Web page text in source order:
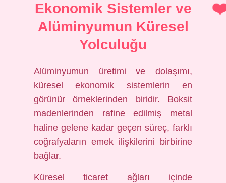
Ekonomik Sistemler ve
Alüminyumun Küresel
Yolculuğu
Alüminyumun üretimi ve dolaşımı,
küresel ekonomik sistemlerin en
görünür örneklerinden biridir. Boksit
madenlerinden rafine edilmiş metal
haline gelene kadar geçen süreç, farklı
coğrafyaların emek ilişkilerini birbirine
bağlar.
Küresel ticaret ağları içinde